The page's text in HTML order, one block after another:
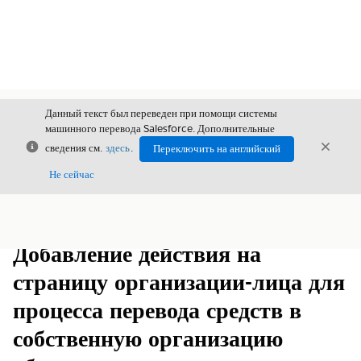
Закрыть
Данный текст был переведен при помощи системы
машинного перевода Salesforce. Дополнительные
сведения см. здесь.
Переключить на английский
Не сейчас
Добавление действия на
страницу организации-лица для
процесса перевода средств в
собственную организацию